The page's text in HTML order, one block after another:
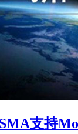
支持